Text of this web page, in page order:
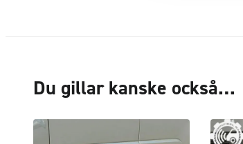
Du gillar kanske också…